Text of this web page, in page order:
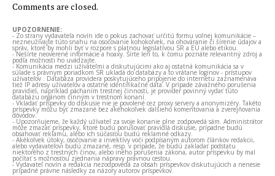
Comments are closed.
UPOZORNENIE:
- Zo strany vydavateľa novín ide o pokus zachovať určitú formu voľnej komunikácie –
nezneužívajte túto snahu na osočovanie kohokoľvek, na ohováranie či šírenie údajov a
správ, ktoré by mohli byť v rozpore s platnou legislatívou SR a EÚ alebo etikou.
- Nešírte neoverené informácie a hoaxy. Šírte len to, k čomu poznáte relevantný zdroj a
podľa možnosti ho uvádzajte.
- Komunikácia medzi užívateľmi a diskutujúcimi ako aj ostatná komunikácia sa v
súlade s právnym poriadkom SR ukladá do databázy a to vrátane loginov - prístupov
užívateľov . Databáza providera poskytujúceho pripojenie do internetu zaznamenáva
tiež IP adresy užívateľov a ostatné identifikačné dáta. V prípade závažného porušenia
pravidiel, napríklad páchaním trestnej činnosti, je provider povinný vydať túto
databázu orgánom činným v trestnom konaní.
- Vkladať príspevky do diskusie nie je povolené cez proxy servery a anonymizéry. Takéto
príspevky môžu byť zmazané bez akéhokoľvek ďalšieho komentovania a zverejňovania
dôvodov.
- Upozorňujeme, že každý užívateľ za svoje konanie plne zodpovedá sám. Administrátor
môže zmazať príspevky, ktoré budú porušovať pravidlá diskusie, prípadne budú
obsahovať reklamu, alebo ich súčasťou budú reklamné odkazy.
- Akékoľvek útoky, osočovanie a invektívy voči podpísaným autorom článkov redakcii,
alebo vydavateľovi budú zmazané, resp. v prípade, že budú zakladať podstatu
niektorého z trestných činov, alebo iného porušenia zákona, autor príspevku by mal
počítať s možnosťou zjednania nápravy právnou cestou.
- Vydavateľ novín a redakcia nezodpovedá za obsah príspevkov diskutujúcich a nenesie
prípadné právne následky za názory autorov príspevkov.